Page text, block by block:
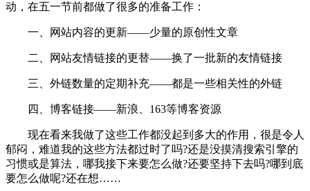
动，在五一节前都做了很多的准备工作：
一、网站内容的更新――少量的原创性文章
二、网站友情链接的更替――换了一批新的友情链接
三、外链数量的定期补充――都是一些相关性的外链
四、博客链接――新浪、163等博客资源
现在看来我做了这些工作都没起到多大的作用，很是令人
郁闷，难道我的这些方法都过时了吗?还是没摸清搜索引擎的
习惯或是算法，哪我接下来要怎么做?还要坚持下去吗?哪到底
要怎么做呢?还在想……